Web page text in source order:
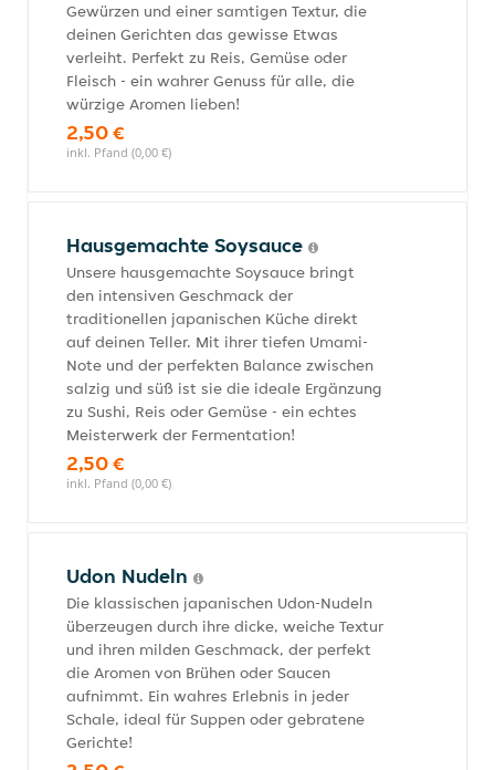
Gewürzen und einer samtigen Textur, die
deinen Gerichten das gewisse Etwas
verleiht. Perfekt zu Reis, Gemüse oder
Fleisch - ein wahrer Genuss für alle, die
würzige Aromen lieben!
2,50 €
inkl. Pfand (0,00 €)
Hausgemachte Soysauce
Unsere hausgemachte Soysauce bringt
den intensiven Geschmack der
traditionellen japanischen Küche direkt
auf deinen Teller. Mit ihrer tiefen Umami-
Note und der perfekten Balance zwischen
salzig und süß ist sie die ideale Ergänzung
zu Sushi, Reis oder Gemüse - ein echtes
Meisterwerk der Fermentation!
2,50 €
inkl. Pfand (0,00 €)
Udon Nudeln
Die klassischen japanischen Udon-Nudeln
überzeugen durch ihre dicke, weiche Textur
und ihren milden Geschmack, der perfekt
die Aromen von Brühen oder Saucen
aufnimmt. Ein wahres Erlebnis in jeder
Schale, ideal für Suppen oder gebratene
Gerichte!